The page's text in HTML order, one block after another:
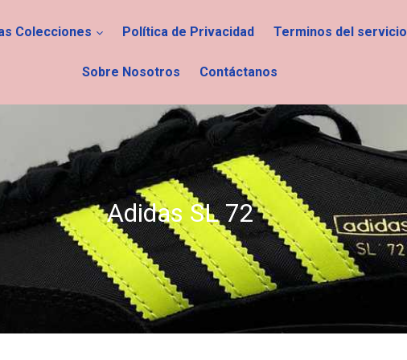
Colecciones Política de Privacidad Terminos del servicio
Sobre Nosotros Contáctanos
C
o
l
e
c
Adidas SL 72